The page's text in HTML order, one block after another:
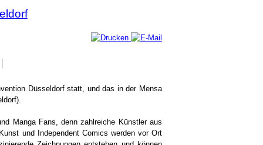
Düsseldorf statt, und das in der Mensa
Manga Fans, denn zahlreiche Künstler aus
und Independent Comics werden vor Ort